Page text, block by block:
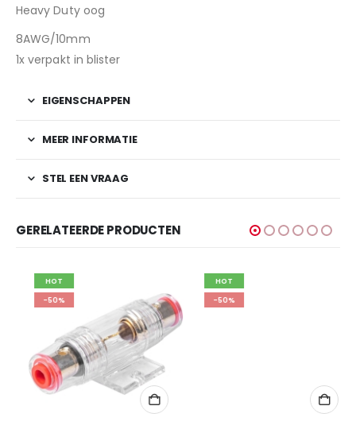
Heavy Duty oog
8AWG/10mm
1x verpakt in blister
EIGENSCHAPPEN
MEER INFORMATIE
STEL EEN VRAAG
GERELATEERDE PRODUCTEN
HOT
-50%
HOT
-50%